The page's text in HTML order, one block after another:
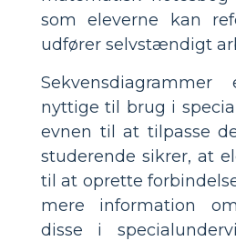
som eleverne kan
udfører selvstændigt
nyttige til brug i
evnen til at tilpasse
studerende sikrer, at
til at oprette
mere information
disse i